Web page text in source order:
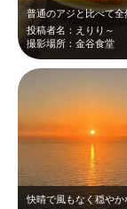
投稿者名：えりり～
撮影場所：金谷食堂